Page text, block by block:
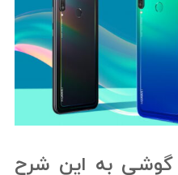
به این شرح